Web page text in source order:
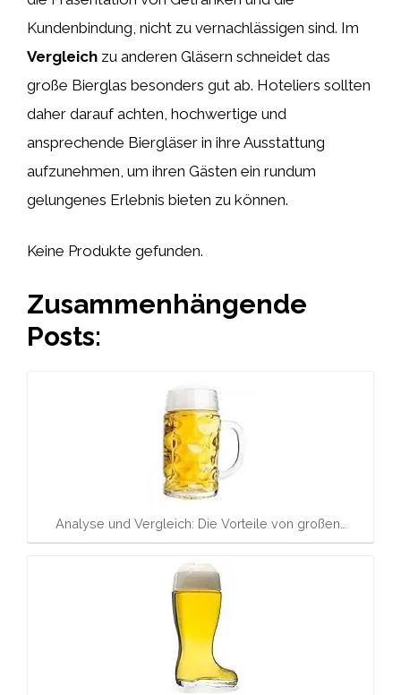
Kundenbindung, nicht zu vernachlässigen sind. Im
Vergleich zu anderen Gläsern schneidet das
große Bierglas besonders gut ab. Hoteliers sollten
daher darauf achten, hochwertige und
ansprechende Biergläser in ihre Ausstattung
aufzunehmen, um ihren Gästen ein rundum
gelungenes Erlebnis bieten zu können.
Keine Produkte gefunden.
Zusammenhängende
Posts:
Analyse und Vergleich: Die Vorteile von großen…